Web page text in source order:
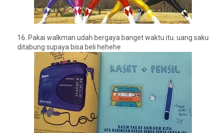
16. Pakai walkman udah bergaya banget waktu itu. uang saku
ditabung supaya bisa beli hehehe